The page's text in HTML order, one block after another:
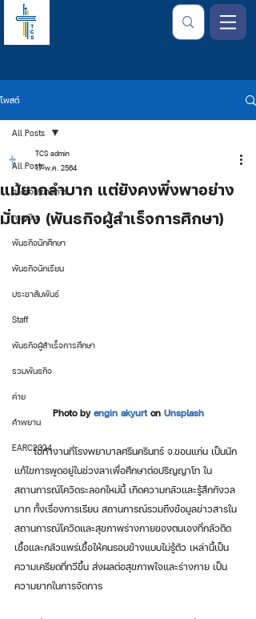
โพสต์
All Posts
จากใจเลขาธิการ
การเงิน
พันธกิจนักศึกษา
พันธกิจนักเรียน
ประชาสัมพันธ์
Staff
พันธกิจผู้สำเร็จการศึกษา
รวมพันธกิจ
ค่าย
คำพยาน
EARC2024
All Posts
แม้ยากลำบาก แต่ยังคงพึ่งพาอย่าง
มั่นคง​ (พันธกิจผู้สำเร็จการศึกษา)
TCS admin
17 พ.ค. 2564
Photo by engin akyurt on Unsplash
      โอ๋ทำงานที่โรงพยาบาลศรีนครินทร์ จ.ขอนแก่น เป็นนัก
แก้ไขการพูดอยู่ในช่วงลาเพื่อศึกษาต่อปริญญาโท ใน
สถานการณ์โควิดระลอกใหม่นี้ เกิดความกลัวและรู้สึกกังวล
มาก ทั้งเรื่องการเรียน สถานการณ์รวมถึงข้อมูลข่าวสารใน
สถานการณ์โควิดและสุขภาพร่างกายของตนเองที่กลัวติด
เชื้อและกลัวแพร่เชื้อให้คนรอบข้างแบบไม่รู้ตัว เหล่านี้เป็น
ความเครียดที่ทวีขึ้น ส่งผลต่อสุขภาพใจและร่างกาย เป็น
ความยากในการจัดการ